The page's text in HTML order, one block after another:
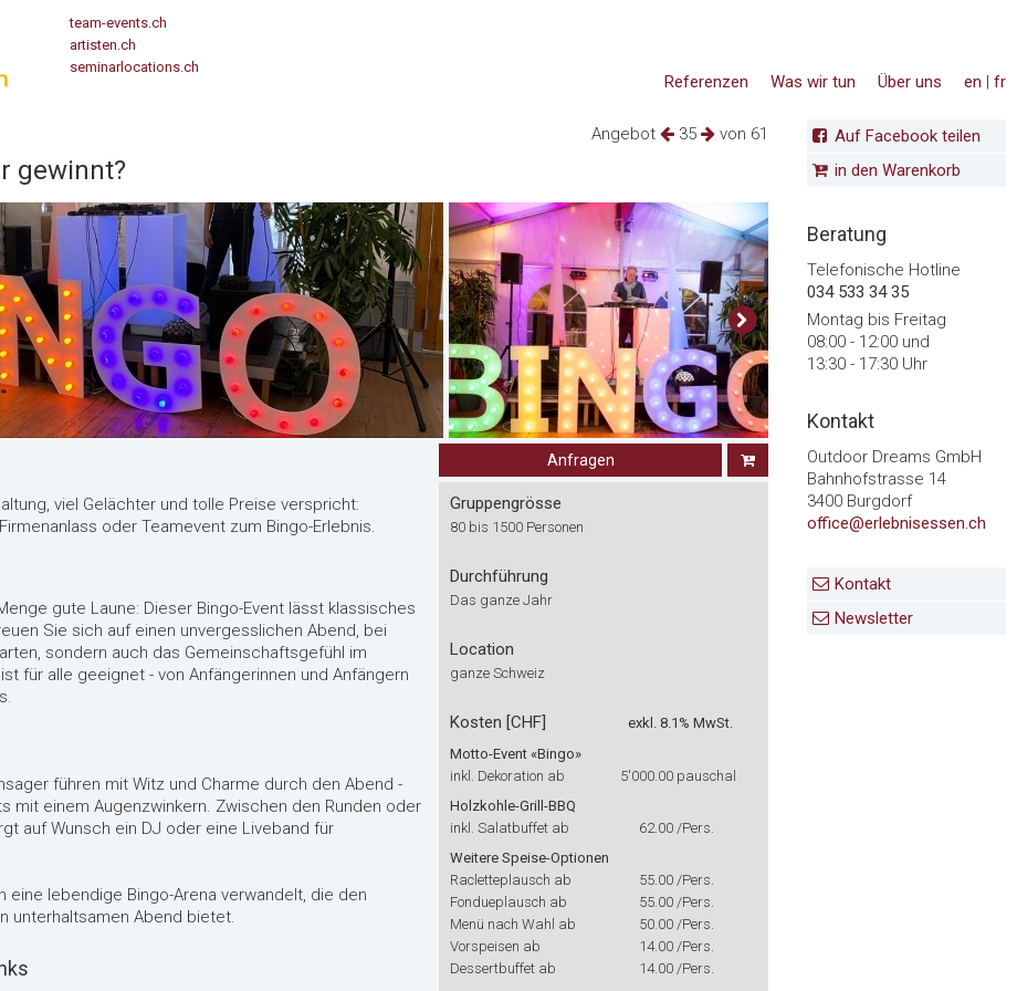
team-events.ch
artisten.ch
seminarlocations.ch
en | fr
Über uns
Was wir tun
Referenzen
Angebot 35 von 61
gewinnt?
Anfragen
viel Gelächter und tolle Preise verspricht:
oder Teamevent zum Bingo-Erlebnis.
gute Laune: Dieser Bingo-Event lässt klassisches
Sie sich auf einen unvergesslichen Abend, bei
sondern auch das Gemeinschaftsgefühl im
für alle geeignet - von Anfängerinnen und Anfängern
führen mit Witz und Charme durch den Abend -
mit einem Augenzwinkern. Zwischen den Runden oder
auf Wunsch ein DJ oder eine Liveband für
eine lebendige Bingo-Arena verwandelt, die den
unterhaltsamen Abend bietet.
Gruppengrösse
80 bis 1500 Personen
Durchführung
Das ganze Jahr
Location
ganze Schweiz
Kosten [CHF]
exkl. 8.1% MwSt.
Motto-Event «Bingo»
inkl. Dekoration ab
5'000.00 pauschal
Holzkohle-Grill-BBQ
inkl. Salatbuffet ab
62.00 /Pers.
Weitere Speise-Optionen
Racletteplausch ab
55.00 /Pers.
Fondueplausch ab
55.00 /Pers.
Menü nach Wahl ab
50.00 /Pers.
Vorspeisen ab
14.00 /Pers.
Dessertbuffet ab
14.00 /Pers.
Auf Facebook teilen
in den Warenkorb
Beratung
Telefonische Hotline
034 533 34 35
Montag bis Freitag
08:00 - 12:00 und
13:30 - 17:30 Uhr
Kontakt
Outdoor Dreams GmbH
Bahnhofstrasse 14
3400 Burgdorf
office@erlebnisessen.ch
Kontakt
Newsletter